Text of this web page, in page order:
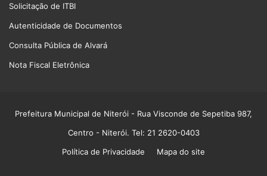
Solicitação de ITBI
Autenticidade de Documentos
Consulta Pública de Alvará
Nota Fiscal Eletrônica
Prefeitura Municipal de Niterói - Rua Visconde de Sepetiba 987,
Centro - Niterói. Tel: 21 2620-0403
Política de Privacidade
Mapa do site